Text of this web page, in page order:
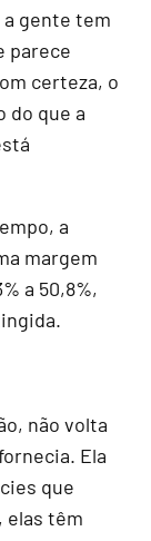
gente tem
parece
certeza, o
do que a
a
margem
a 50,8%,
não volta
Ela
que
elas têm